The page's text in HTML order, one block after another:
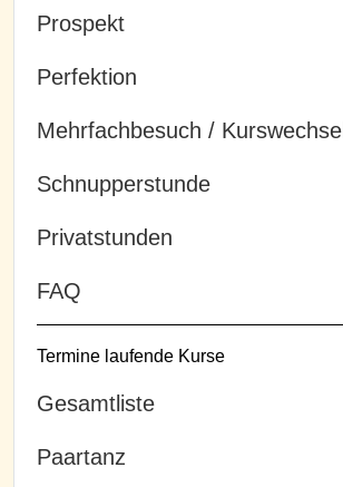
Prospekt
Perfektion
Mehrfachbesuch / Kurswechsel
Schnupperstunde
Privatstunden
FAQ
Termine laufende Kurse
Gesamtliste
Paartanz